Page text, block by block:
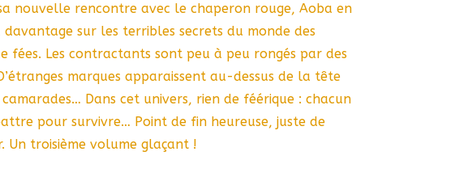
nouvelle rencontre avec le chaperon rouge, Aoba en
sur les terribles secrets du monde des
fées. Les contractants sont peu à peu rongés par des
marques apparaissent au-dessus de la tête
Dans cet univers, rien de féérique : chacun
pour survivre… Point de fin heureuse, juste de
Un troisième volume glaçant !